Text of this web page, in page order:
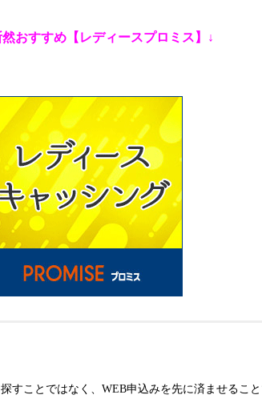
おすすめ【レディースプロミス】↓
すことではなく、WEB申込みを先に済ませるこ